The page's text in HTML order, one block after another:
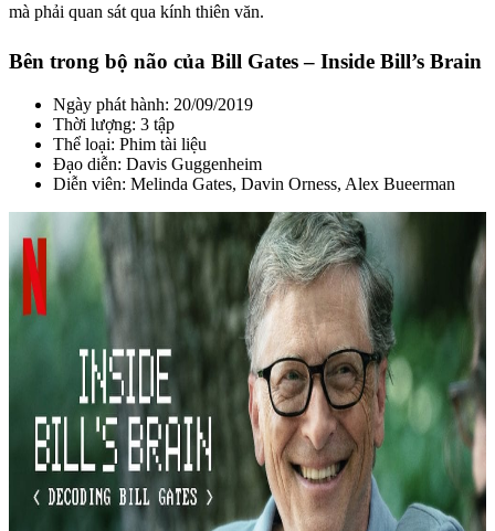
mà phải quan sát qua kính thiên văn.
Bên trong bộ não của Bill Gates – Inside Bill’s Brain
Ngày phát hành: 20/09/2019
Thời lượng: 3 tập
Thể loại: Phim tài liệu
Đạo diễn: Davis Guggenheim
Diễn viên: Melinda Gates, Davin Orness, Alex Bueerman